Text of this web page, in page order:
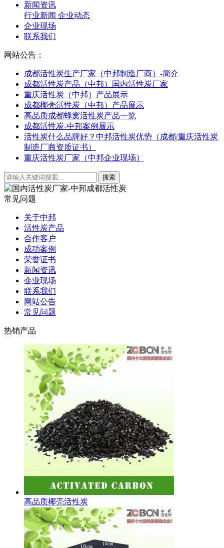
新闻资讯
行业新闻 企业动态
企业现场
联系我们
网站公告：
成都活性炭生产厂家（中邦制造厂商）-简介
成都活性炭产品（中邦）国内活性炭厂家
重庆活性炭（中邦）产品展示
成都椰壳活性炭（中邦）产品展示
高品质成都蜂窝活性炭产品一览
成都活性炭-中邦案例展示
活性炭什么品牌好？中邦活性炭优势（成都/重庆活性炭
制造厂商资质证书）
重庆活性炭厂家（中邦企业现场）
常见问题
关于中邦
活性炭产品
合作客户
成功案例
荣誉证书
新闻资讯
企业现场
联系我们
网站公告
常见问题
热销产品
高品质椰壳活性炭